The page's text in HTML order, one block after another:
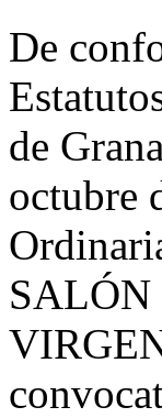
De
de
octubre